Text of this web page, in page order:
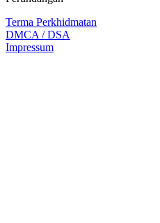
Terma Perkhidmatan
DMCA / DSA
Impressum